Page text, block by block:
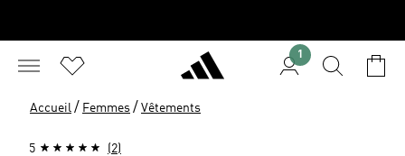
1
Accueil / Femmes / Vêtements
5 (2)